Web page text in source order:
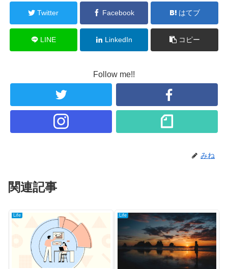
Twitter Facebook はてブ
LINE LinkedIn コピー
Follow me!!
みね
関連記事
Life Life